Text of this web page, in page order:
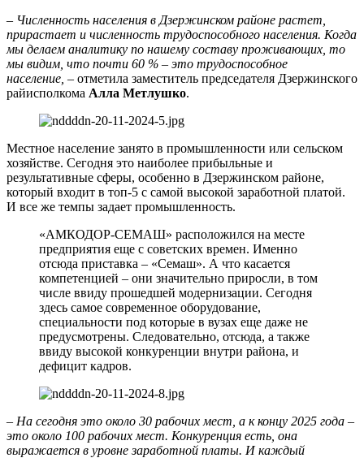
– Численность населения в Дзержинском районе растет,
прирастает и численность трудоспособного населения. Когда
мы делаем аналитику по нашему составу проживающих, то
мы видим, что почти 60 % – это трудоспособное
население, – отметила заместитель председателя Дзержинского
райисполкома Алла Метлушко.
Местное население занято в промышленности или сельском
хозяйстве. Сегодня это наиболее прибыльные и
результативные сферы, особенно в Дзержинском районе,
который входит в топ-5 с самой высокой заработной платой.
И все же темпы задает промышленность.
«АМКОДОР-СЕМАШ» расположился на месте
предприятия еще с советских времен. Именно
отсюда приставка – «Семаш». А что касается
компетенцией – они значительно приросли, в том
числе ввиду прошедшей модернизации. Сегодня
здесь самое современное оборудование,
специальности под которые в вузах еще даже не
предусмотрены. Следовательно, отсюда, а также
ввиду высокой конкуренции внутри района, и
дефицит кадров.
– На сегодня это около 30 рабочих мест, а к концу 2025 года –
это около 100 рабочих мест. Конкуренция есть, она
выражается в уровне заработной платы. И каждый